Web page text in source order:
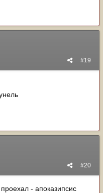
#19
#20
- апоказипсис